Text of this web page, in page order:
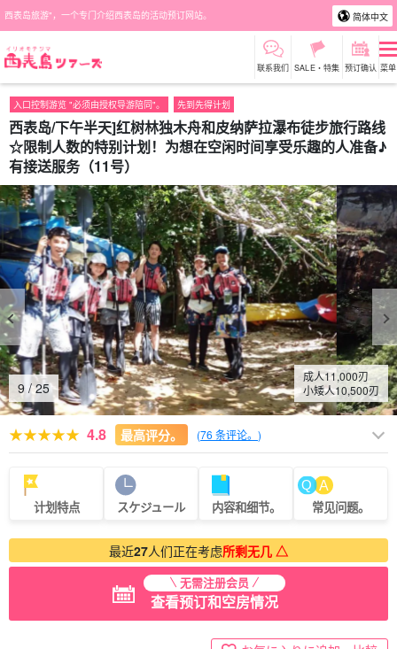
西表岛旅游"，一个专门介绍西表岛的活动预订网站。 简体中文
联系我们 SALE・特集 预订确认 菜单
入口控制游览 "必须由授权导游陪同"。 先到先得计划
西表岛/下午半天]红树林独木舟和皮纳萨拉瀑布徒步旅行路线
☆限制人数的特别计划！为想在空闲时间享受乐趣的人准备♪
有接送服务（11号）
10/25
成人11,000刃
小矮人10,500刃
4.8 最高评分。 (76 条评论。 )
计划特点 スケジュール 内容和细节。 常见问题。
最近27人们正在考虑所剩无几 △
无需注册会员
查看预订和空房情况